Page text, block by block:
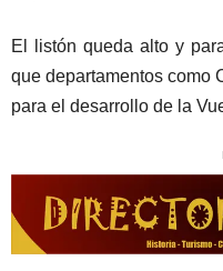
El listón queda alto y
que departamentos como
para el desarrollo de la